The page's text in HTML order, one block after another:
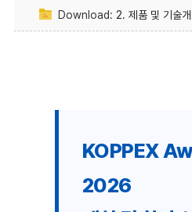
Download: 2. 제품 및 기술
KOPPEX
2026